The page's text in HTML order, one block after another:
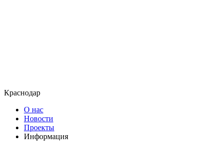
Краснодар
О нас
Новости
Проекты
Информация